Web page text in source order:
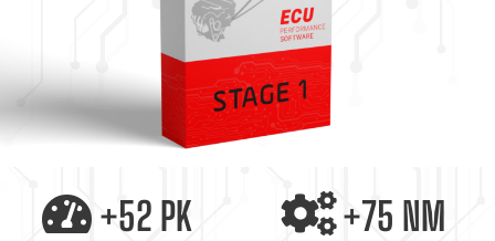
+52 PK +75 NM